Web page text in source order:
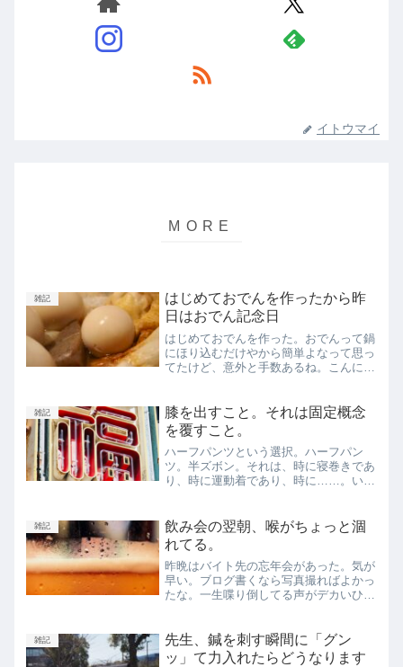
イトウマイ
雑記
はじめておでんを作ったから昨
日はおでん記念日
はじめておでんを作った。おでんって鍋
にほり込むだけやから簡単よなって思っ
てたけど、意外と手数あるね。こんにゃ
（偉すぎる）。味付けはヒガシマルうど
んスープ。全人類好きでし...
雑記
膝を出すこと。それは固定概念
を覆すこと。
ハーフパンツという選択。ハーフパン
ツ。半ズボン。それは、時に寝巻きであ
り、時に運動着であり、時に……。い
あってもズボンで膝を出すのは、あまり
にラフすぎる。10代ならまだ...
雑記
飲み会の翌朝、喉がちょっと涸
れてる。
昨晩はバイト先の忘年会があった。気が
早い。ブログ書くなら写真撮ればよかっ
たな。一生喋り倒してる声がデカいひ
い会社に入った。わたしも一生喋り倒せ
る才能が欲しい。引き出しが...
雑記
先生、鍼を刺す瞬間に「グン
ッ」て力入れたらどうなります